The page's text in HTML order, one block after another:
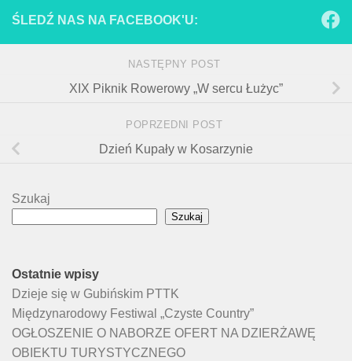
ŚLEDŹ NAS NA FACEBOOK'U:
NASTĘPNY POST
XIX Piknik Rowerowy „W sercu Łużyc”
POPRZEDNI POST
Dzień Kupały w Kosarzynie
Szukaj
Szukaj
Ostatnie wpisy
Dzieje się w Gubińskim PTTK
Międzynarodowy Festiwal „Czyste Country”
OGŁOSZENIE O NABORZE OFERT NA DZIERŻAWĘ
OBIEKTU TURYSTYCZNEGO